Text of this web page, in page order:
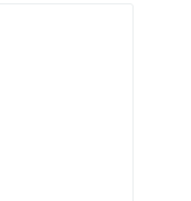
+ Zink Fl